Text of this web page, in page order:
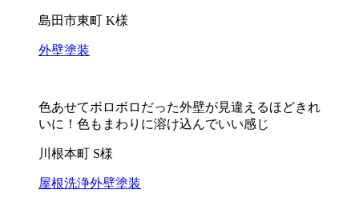
島田市東町 K様
外壁塗装
色あせてボロボロだった外壁が見違えるほどきれ
いに！色もまわりに溶け込んでいい感じ
川根本町 S様
屋根洗浄外壁塗装